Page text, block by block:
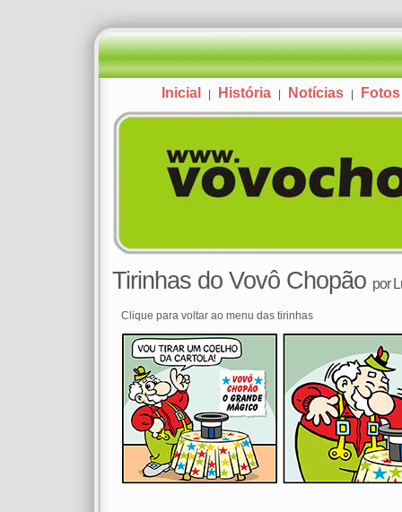
Inicial História Notícias Fotos
Tirinhas do Vovô Chopão por
Clique para voltar ao menu das tirinhas